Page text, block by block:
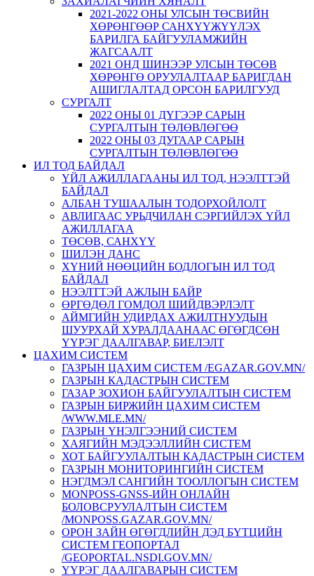
2021-2022 ОНЫ УЛСЫН ТӨСВИЙН
ХӨРӨНГӨӨР САНХҮҮЖҮҮЛЭХ
БАРИЛГА БАЙГУУЛАМЖИЙН
ЖАГСААЛТ
2021 ОНД ШИНЭЭР УЛСЫН ТӨСӨВ
ХӨРӨНГӨ ОРУУЛАЛТААР БАРИГДАН
АШИГЛАЛТАД ОРСОН БАРИЛГУУД
СУРГАЛТ
2022 ОНЫ 01 ДҮГЭЭР САРЫН
СУРГАЛТЫН ТӨЛӨВЛӨГӨӨ
2022 ОНЫ 03 ДУГААР САРЫН
СУРГАЛТЫН ТӨЛӨВЛӨГӨӨ
ИЛ ТОД БАЙДАЛ
ҮЙЛ АЖИЛЛАГААНЫ ИЛ ТОД, НЭЭЛТТЭЙ
БАЙДАЛ
АЛБАН ТУШААЛЫН ТОДОРХОЙЛОЛТ
АВЛИГААС УРЬДЧИЛАН СЭРГИЙЛЭХ ҮЙЛ
АЖИЛЛАГАА
ТӨСӨВ, САНХҮҮ
ШИЛЭН ДАНС
ХҮНИЙ НӨӨЦИЙН БОДЛОГЫН ИЛ ТОД
БАЙДАЛ
НЭЭЛТТЭЙ АЖЛЫН БАЙР
ӨРГӨДӨЛ ГОМДОЛ ШИЙДВЭРЛЭЛТ
АЙМГИЙН УДИРДАХ АЖИЛТНУУДЫН
ШУУРХАЙ ХУРАЛДААНААС ӨГӨГДСӨН
ҮҮРЭГ ДААЛГАВАР, БИЕЛЭЛТ
ЦАХИМ СИСТЕМ
ГАЗРЫН ЦАХИМ СИСТЕМ /EGAZAR.GOV.MN/
ГАЗРЫН КАДАСТРЫН СИСТЕМ
ГАЗАР ЗОХИОН БАЙГУУЛАЛТЫН СИСТЕМ
ГАЗРЫН БИРЖИЙН ЦАХИМ СИСТЕМ
/WWW.MLE.MN/
ГАЗРЫН ҮНЭЛГЭЭНИЙ СИСТЕМ
ХАЯГИЙН МЭДЭЭЛЛИЙН СИСТЕМ
ХОТ БАЙГУУЛАЛТЫН КАДАСТРЫН СИСТЕМ
ГАЗРЫН МОНИТОРИНГИЙН СИСТЕМ
НЭГДМЭЛ САНГИЙН ТООЛЛОГЫН СИСТЕМ
MONPOSS-GNSS-ИЙН ОНЛАЙН
БОЛОВСРУУЛАЛТЫН СИСТЕМ
/MONPOSS.GAZAR.GOV.MN/
ОРОН ЗАЙН ӨГӨГДЛИЙН ДЭД БҮТЦИЙН
СИСТЕМ ГЕОПОРТАЛ
/GEOPORTAL.NSDI.GOV.MN/
ҮҮРЭГ ДААЛГАВАРЫН СИСТЕМ